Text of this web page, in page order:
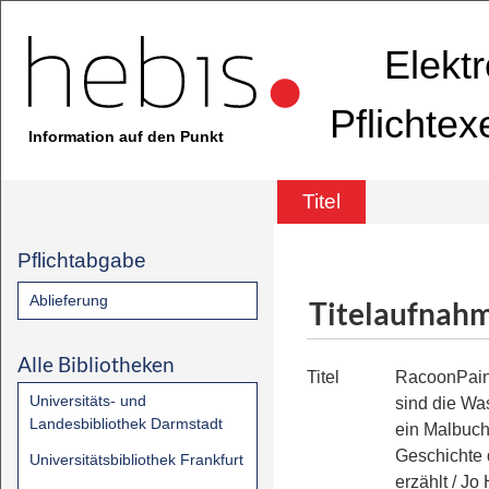
Information auf den Punkt
Titel
Pflichtabgabe
Ablieferung
Alle Bibliotheken
Universitäts- und
Landesbibliothek Darmstadt
Universitätsbibliothek Frankfurt
Titel
sind die
ein
Geschichte
erzählt/ Jo